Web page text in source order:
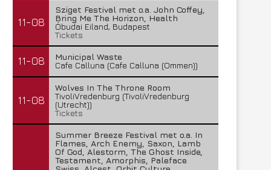
11-08
Sziget Festival met o.a. John Coffey,
Bring Me The Horizon, Health
Óbudai Eiland, Budapest
Tickets
11-08
Municipal Waste
Cafe Calluna (Cafe Calluna (Ommen))
11-08
Wolves In The Throne Room
TivoliVredenburg (TivoliVredenburg
(Utrecht))
Tickets
Summer Breeze Festival met o.a. In
Flames, Arch Enemy, Saxon, Lamb
Of God, Alestorm, The Ghost Inside,
Testament, Amorphis, Paleface